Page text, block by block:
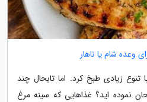
تنوع زیادی طبخ کرد. اما تابحال چند
نموده اید؟ غذاهایی که سینه مرغ